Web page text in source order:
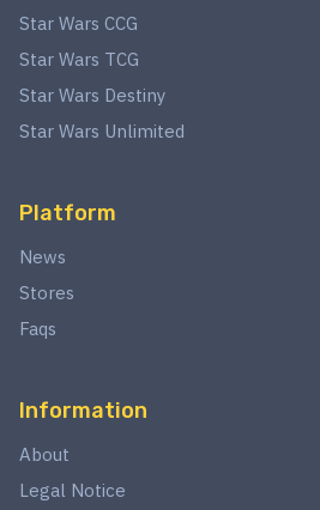
Star Wars CCG
Star Wars TCG
Star Wars Destiny
Star Wars Unlimited
Platform
News
Stores
Faqs
Information
About
Legal Notice